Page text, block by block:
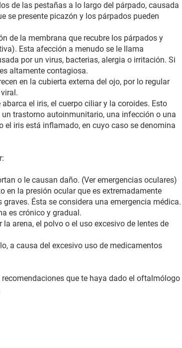
de las pestañas a lo largo del párpado, causada
se presente picazón y los párpados pueden
de la membrana que recubre los párpados y
Esta afección a menudo se le llama
por un virus, bacterias, alergia o irritación. Si
altamente contagiosa.
en la cubierta externa del ojo, por lo regular
el iris, el cuerpo ciliar y la coroides. Esto
trastorno autoinmunitario, una infección o una
el iris está inflamado, en cuyo caso se denomina
o le causan daño. (Ver emergencias oculares)
en la presión ocular que es extremadamente
Ésta se considera una emergencia médica.
es crónico y gradual.
arena, el polvo o el uso excesivo de lentes de
a causa del excesivo uso de medicamentos
que te haya dado el oftalmólogo